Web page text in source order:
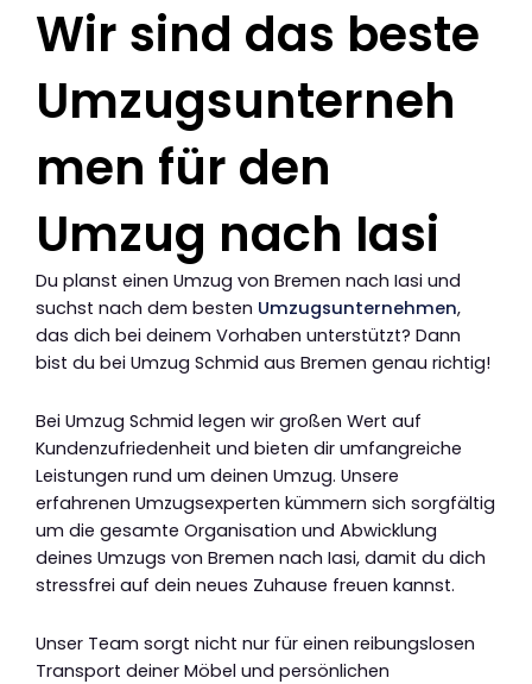
Wir sind das beste
Umzugsunterneh
men für den
Umzug nach Iasi
Du planst einen Umzug von Bremen nach Iasi und
suchst nach dem besten Umzugsunternehmen,
das dich bei deinem Vorhaben unterstützt? Dann
bist du bei Umzug Schmid aus Bremen genau richtig!
Bei Umzug Schmid legen wir großen Wert auf
Kundenzufriedenheit und bieten dir umfangreiche
Leistungen rund um deinen Umzug. Unsere
erfahrenen Umzugsexperten kümmern sich sorgfältig
um die gesamte Organisation und Abwicklung
deines Umzugs von Bremen nach Iasi, damit du dich
stressfrei auf dein neues Zuhause freuen kannst.
Unser Team sorgt nicht nur für einen reibungslosen
Transport deiner Möbel und persönlichen